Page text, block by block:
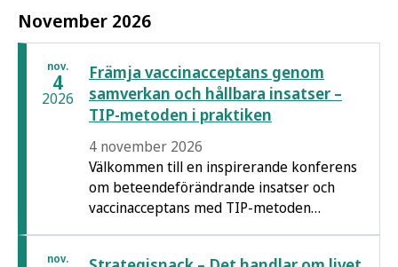
November 2026
nov.
4
2026
Främja vaccinacceptans genom
samverkan och hållbara insatser –
TIP-metoden i praktiken
4 november 2026
Välkommen till en inspirerande konferens
om beteendeförändrande insatser och
vaccinacceptans med TIP-metoden
nov.